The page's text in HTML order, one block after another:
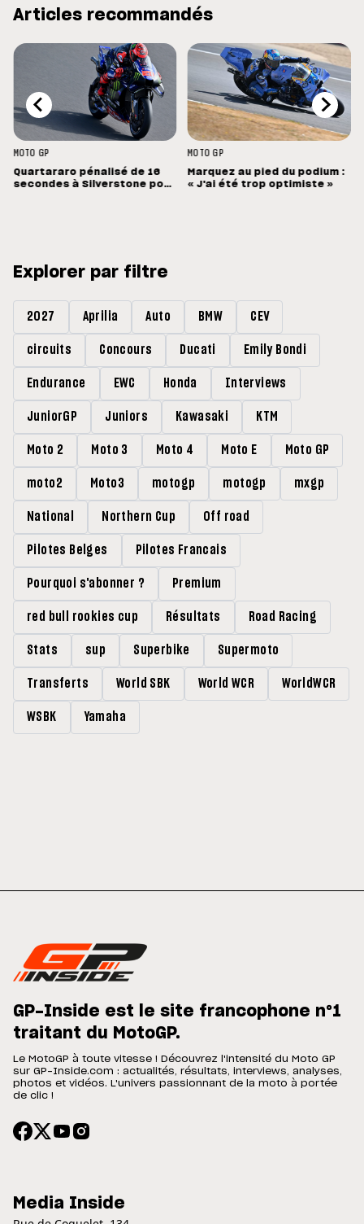
Articles recommandés
MOTO GP
Quartararo pénalisé de 16
secondes à Silverstone pour
MOTO GP
Marquez au pied du podium :
« J'ai été trop optimiste »
Explorer par filtre
2027 Aprilia Auto BMW CEV
circuits Concours Ducati Emily Bondi
Endurance EWC Honda Interviews
JuniorGP Juniors Kawasaki KTM
Moto 2 Moto 3 Moto 4 Moto E Moto GP
moto2 Moto3 motogp motogp mxgp
National Northern Cup Off road
Pilotes Belges Pilotes Francais
Pourquoi s'abonner ? Premium
red bull rookies cup Résultats Road Racing
Stats sup Superbike Supermoto
Transferts World SBK World WCR WorldWCR
WSBK Yamaha
GP-Inside est le site francophone n°1
traitant du MotoGP.
Le MotoGP à toute vitesse ! Découvrez l'intensité du Moto GP
sur GP-Inside.com : actualités, résultats, interviews, analyses,
photos et vidéos. L'univers passionnant de la moto à portée
de clic !
Media Inside